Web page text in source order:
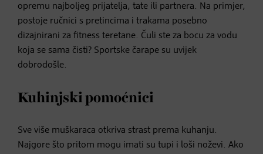
opremu najboljeg prijatelja, tate ili partnera. Na primjer,
postoje ručnici s pretincima i trakama posebno
dizajnirani za fitness teretane. Čuli ste za bocu za vodu
koja se sama čisti? Sportske čarape su uvijek
dobrodošle.
Kuhinjski pomoćnici
Sve više muškaraca otkriva strast prema kuhanju.
Najgore što pritom mogu imati su tupi i loši noževi. Ako